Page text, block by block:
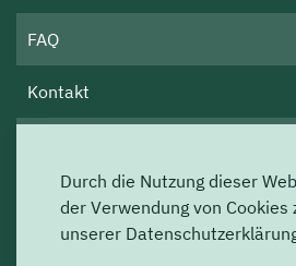
FAQ
Kontakt
Impressum
Durch die Nutzung dieser
der Verwendung von Cookies
unserer